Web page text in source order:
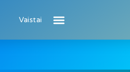
Vaistai